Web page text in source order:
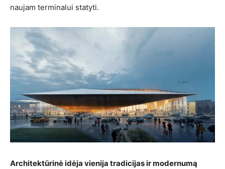
naujam terminalui statyti.
Architektūrinė idėja vienija tradicijas ir modernumą